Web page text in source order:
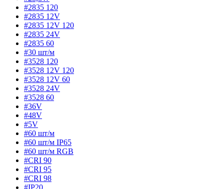
#2835 120
#2835 12V
#2835 12V 120
#2835 24V
#2835 60
#30 шт/м
#3528 120
#3528 12V 120
#3528 12V 60
#3528 24V
#3528 60
#36V
#48V
#5V
#60 шт/м
#60 шт/м IP65
#60 шт/м RGB
#CRI 90
#CRI 95
#CRI 98